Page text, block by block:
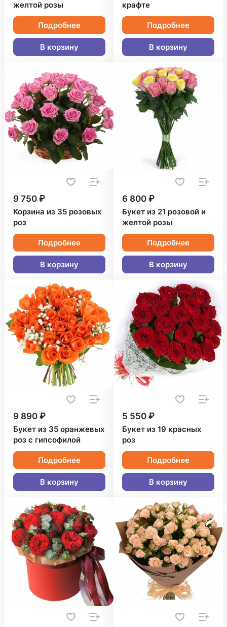
желтой розы
Подробнее
В корзину
крафте
Подробнее
В корзину
9 750 ₽
Корзина из 35 розовых
роз
Подробнее
В корзину
6 800 ₽
Букет из 21 розовой и
желтой розы
Подробнее
В корзину
9 890 ₽
Букет из 35 оранжевых
роз с гипсофилой
Подробнее
В корзину
5 550 ₽
Букет из 19 красных
роз
Подробнее
В корзину